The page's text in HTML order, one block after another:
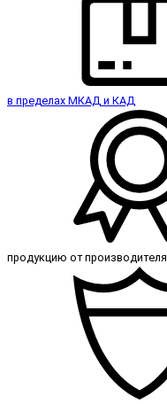
в пределах МКАД и КАД
продукцию от производителя